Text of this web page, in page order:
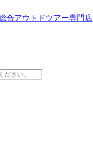
合アウトドツアー専門店